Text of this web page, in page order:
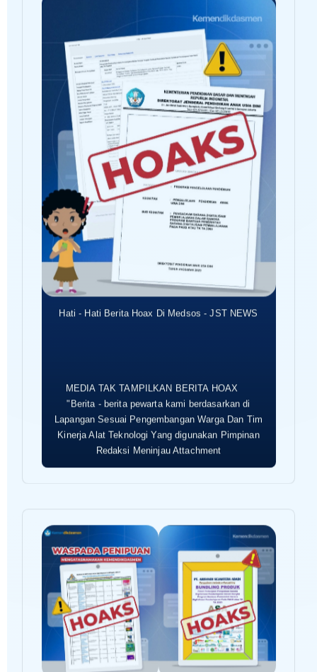
Hati - Hati Berita Hoax Di Medsos - JST NEWS
MEDIA TAK TAMPILKAN BERITA HOAX
"Berita - berita pewarta kami berdasarkan di
Lapangan Sesuai Pengembangan Warga Dan Tim
Kinerja Alat Teknologi Yang digunakan Pimpinan
Redaksi Meninjau Attachment